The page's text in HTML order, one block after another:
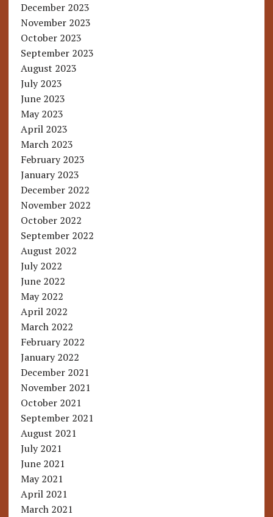
December 2023
November 2023
October 2023
September 2023
August 2023
July 2023
June 2023
May 2023
April 2023
March 2023
February 2023
January 2023
December 2022
November 2022
October 2022
September 2022
August 2022
July 2022
June 2022
May 2022
April 2022
March 2022
February 2022
January 2022
December 2021
November 2021
October 2021
September 2021
August 2021
July 2021
June 2021
May 2021
April 2021
March 2021